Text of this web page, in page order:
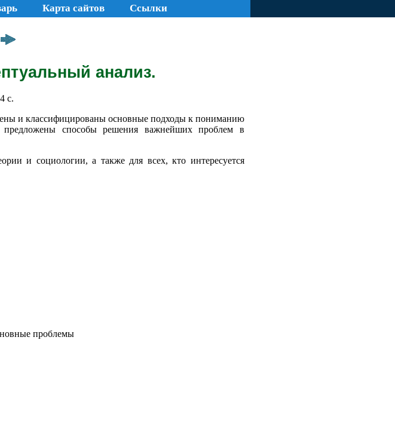
Карта сайтов Ссылки
анализ.
с.
и классифицированы основные подходы к пониманию
предложены способы решения важнейших проблем в
и социологии, а также для всех, кто интересуется
проблемы